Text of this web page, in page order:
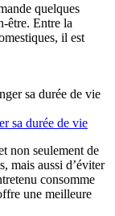
quelques
être. Entre la
il est
sa durée de vie
non seulement de
mais aussi d’éviter
consomme
une meilleure